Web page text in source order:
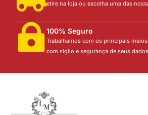
Retire na loja ou escolha uma das
100% Seguro
Trabalhamos com os principais
com sigilo e segurança de seus